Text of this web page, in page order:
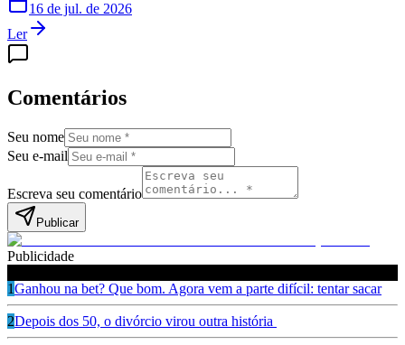
16 de jul. de 2026
Ler
Comentários
Seu nome
Seu e-mail
Escreva seu comentário
Publicar
Publicidade
1Ganhou na bet? Que bom. Agora vem a parte difícil: tentar sacar
2Depois dos 50, o divórcio virou outra história